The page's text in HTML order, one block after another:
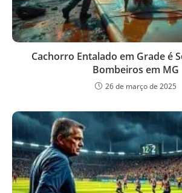
Cachorro Entalado em Grade é
Bombeiros em MG
26 de março de 2025